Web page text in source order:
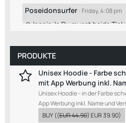
Poseidonsurfer Friday, 4:08 pm
@Jannis Ja Du musst beide
bekam mit einem Pass immer 2
wieso. Diesen Fehler haben sie
App säuft jetzt auch nicht
Jannis Friday, 4:12 pm
@Poseidonsurfer okay perfekt,
PRODUKTE
Unisex Hoodie - Farbe
mit App Werbung inkl.
Unisex Hoodie - in der Farbe
App Werbung inkl. Name und
BUY((EUR 44.90)EUR 39.90)